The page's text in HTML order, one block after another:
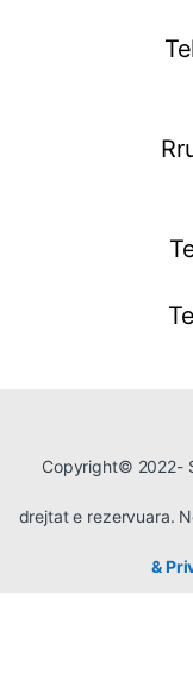
Copyright© 2022-
drejtat e rezervuara.
&